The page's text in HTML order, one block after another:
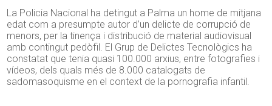
La Policia Nacional ha detingut a Palma un home de mitjana
edat com a presumpte autor d’un delicte de corrupció de
menors, per la tinença i distribució de material audiovisual
amb contingut pedòfil. El Grup de Delictes Tecnològics ha
constatat que tenia quasi 100.000 arxius, entre fotografies i
vídeos, dels quals més de 8.000 catalogats de
sadomasoquisme en el context de la pornografia infantil.